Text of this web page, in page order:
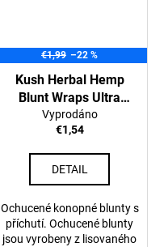
€1,99 –22 %
Kush Herbal Hemp
Blunt Wraps Ultra
Purple
Vyprodáno
€1,54
DETAIL
Ochucené konopné blunty s
příchutí. Ochucené blunty
jsou vyrobeny z lisovaného